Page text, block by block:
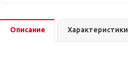
Описание Характеристики